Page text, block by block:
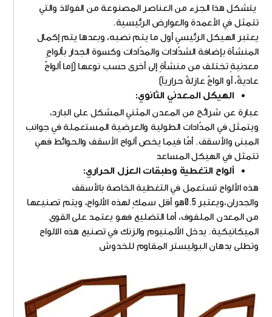
يتشكل هذا الجزء من العناصر المصنوعة من الفولاذ والتي
تتمثل في الأعمدة والعوارض الرئيسية.
يعتبر الهيكل الرئيسي أول ما يتم نصبه، وبعدها يتم إكمال
المنشأة بإضافة الشدّادات والمدّادات وكسوة الجدار بألواحٍ
معدنيةٍ تختلف من منشأةٍ إلى أخرى حسب نوعها (إما ألواحٌ
عاديةٌ، أو الواحٌ عازلةٌ حرارياً)
الهيكل المعدني الثانوي:
عبارة عن شرائح من المعدن المثني المشكل على البارد،
ويتمثل في المدّادات الطولية والعرضية المستعملة في جوانب
المبنى والأسقف. أمّا فيما يخص ألواح الأسقف والحوائط فهي
تتمثل في الهيكل المساعد
ألواح التغطية وطبقات العزل الحراري:
هذه الألواح تستعمل في التغطية الخاصة بالأسقف
والجدران،ويعتبر 0.5هو أقل سمكٍ لهذه الألواح، ويتم تصنيعها
من المعدن الملفوف، أما التضليع فهو يعتمد على القوى
الميكانيكية. يدخل الألمنيوم والزنك في تصنيع هذه الالواح
وتطلى بدهان البوليستر المقاوم للخدوش